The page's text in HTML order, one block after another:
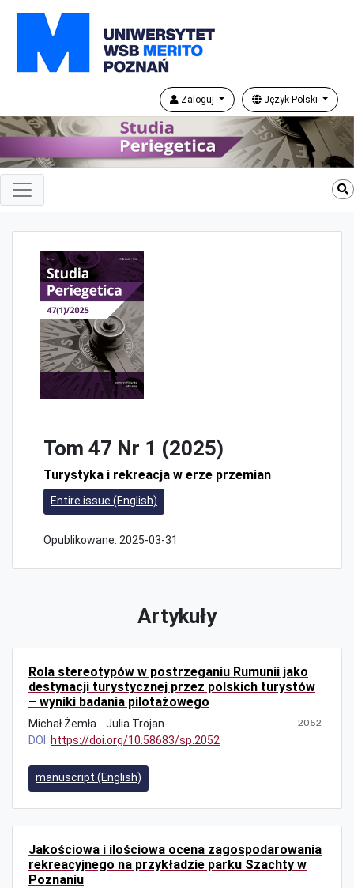
Zaloguj Język Polski
Tom 47 Nr 1 (2025)
Turystyka i rekreacja w erze przemian
Entire issue (English)
Opublikowane: 2025-03-31
Artykuły
Rola stereotypów w postrzeganiu Rumunii jako
destynacji turystycznej przez polskich turystów
– wyniki badania pilotażowego
Michał Żemła Julia Trojan 2052
DOI: https://doi.org/10.58683/sp.2052
manuscript (English)
Jakościowa i ilościowa ocena zagospodarowania
rekreacyjnego na przykładzie parku Szachty w
Poznaniu